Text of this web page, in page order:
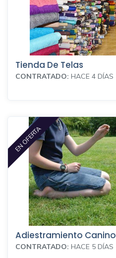
Tienda De Telas
CONTRATADO: HACE 4 DÍAS
EN OFERTA
Adiestramiento Canino
CONTRATADO: HACE 5 DÍAS